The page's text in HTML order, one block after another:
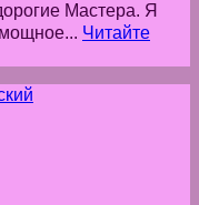
Мастера. Я
мощное... Читайте